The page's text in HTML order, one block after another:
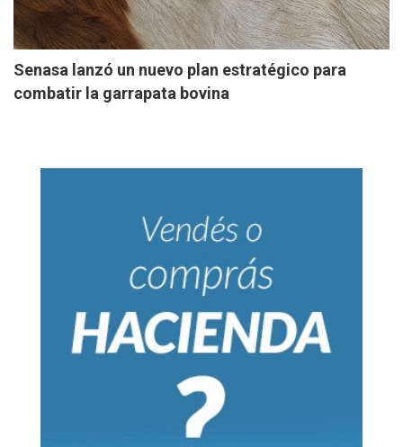
Senasa lanzó un nuevo plan estratégico para
combatir la garrapata bovina